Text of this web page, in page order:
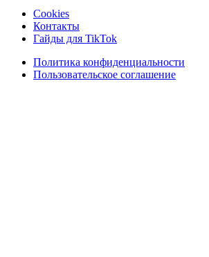
Cookies
Контакты
Гайды для TikTok
Политика конфиденциальности
Пользовательское соглашение